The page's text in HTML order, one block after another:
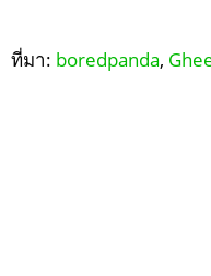
ที่มา: boredpanda,